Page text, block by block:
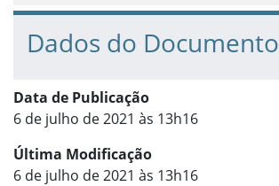
Dados do Documento
Data de Publicação
6 de julho de 2021 às 13h16
Última Modificação
6 de julho de 2021 às 13h16